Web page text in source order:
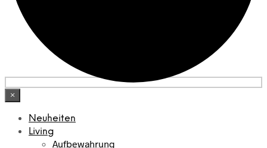
×
Neuheiten
Living
Aufbewahrung